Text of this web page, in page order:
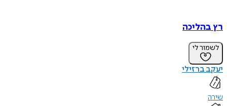
רץ בהליכה
לשמור לי
יעקב ברזילי
שירה